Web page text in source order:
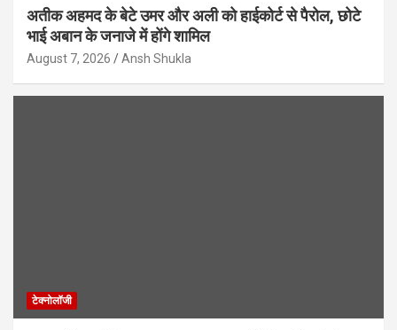
अतीक अहमद के बेटे उमर और अली को हाईकोर्ट से पैरोल, छोटे
भाई अबान के जनाजे में होंगे शामिल
August 7, 2026 Ansh Shukla
टेक्नोलॉजी